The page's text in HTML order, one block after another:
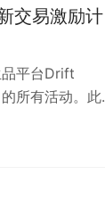
交易激励计
平台Drift
所有活动。此